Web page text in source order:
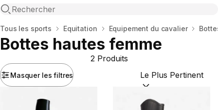
Recherche ouverte
Accueil
Tous les sports Equitation Equipement du cavalier
Bottes hautes femme
Masquer les filtres
2 Produits
Trier par :(optional)